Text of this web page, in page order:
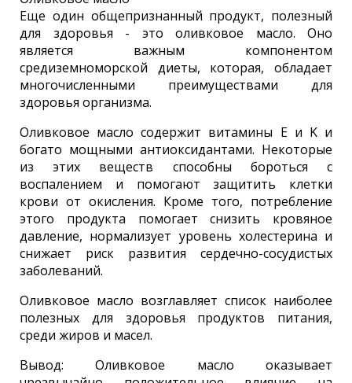
Еще один общепризнанный продукт, полезный
для здоровья - это оливковое масло. Оно
является важным компонентом
средиземноморской диеты, которая, обладает
многочисленными преимуществами для
здоровья организма.
Оливковое масло содержит витамины E и K и
богато мощными антиоксидантами. Некоторые
из этих веществ способны бороться с
воспалением и помогают защитить клетки
крови от окисления. Кроме того, потребление
этого продукта помогает снизить кровяное
давление, нормализует уровень холестерина и
снижает риск развития сердечно-сосудистых
заболеваний.
Оливковое масло возглавляет список наиболее
полезных для здоровья продуктов питания,
среди жиров и масел.
Вывод: Оливковое масло оказывает